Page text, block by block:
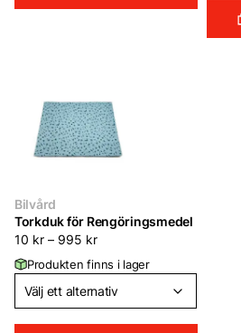
Bilvård
Torkduk för Rengöringsmedel
10 kr – 995 kr
Produkten finns i lager